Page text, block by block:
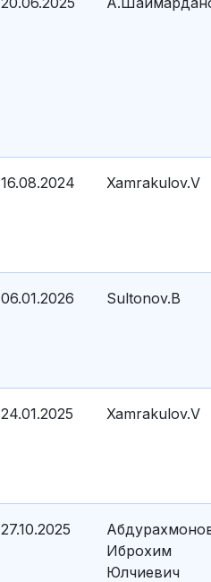
16.08.2024 Xamrakulov.V
06.01.2026 Sultonov.B
24.01.2025 Xamrakulov.V
27.10.2025
Иброхим
Юлчиевич